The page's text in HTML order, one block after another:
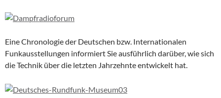
Eine Chronologie der Deutschen bzw. Internationalen
Funkausstellungen informiert Sie ausführlich darüber, wie sich
die Technik über die letzten Jahrzehnte entwickelt hat.